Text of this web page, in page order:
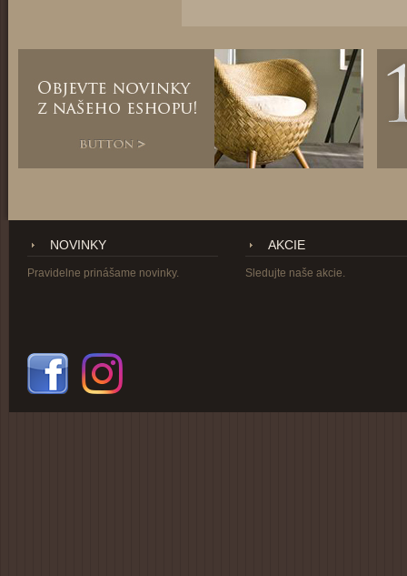
NOVINKY
Pravidelne prinášame novinky.
AKCIE
Sledujte naše akcie.